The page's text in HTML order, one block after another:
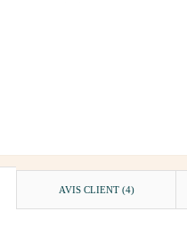
AVIS CLIENT (4)